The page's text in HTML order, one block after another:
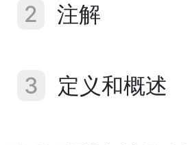
2 注解
3 定义和概述